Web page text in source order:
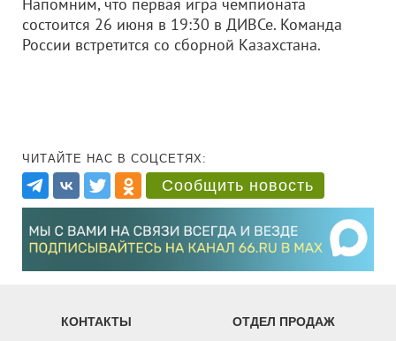
состоится 26 июня в 19:30 в ДИВСе. Команда
России встретится со сборной Казахстана.
ЧИТАЙТЕ НАС В СОЦСЕТЯХ:
Сообщить новость
КОНТАКТЫ ОТДЕЛ ПРОДАЖ